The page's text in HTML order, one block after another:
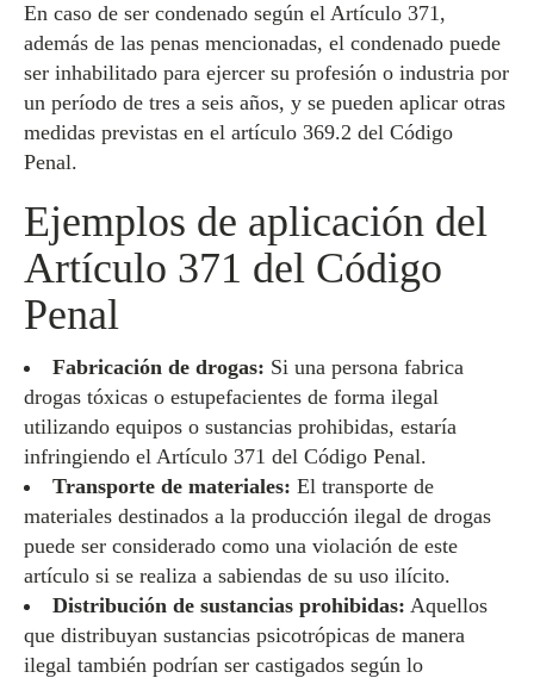
En caso de ser condenado según el Artículo 371,
además de las penas mencionadas, el condenado puede
ser inhabilitado para ejercer su profesión o industria por
un período de tres a seis años, y se pueden aplicar otras
medidas previstas en el artículo 369.2 del Código
Penal.
Ejemplos de aplicación del
Artículo 371 del Código
Penal
Fabricación de drogas: Si una persona fabrica
drogas tóxicas o estupefacientes de forma ilegal
utilizando equipos o sustancias prohibidas, estaría
infringiendo el Artículo 371 del Código Penal.
Transporte de materiales: El transporte de
materiales destinados a la producción ilegal de drogas
puede ser considerado como una violación de este
artículo si se realiza a sabiendas de su uso ilícito.
Distribución de sustancias prohibidas: Aquellos
que distribuyan sustancias psicotrópicas de manera
ilegal también podrían ser castigados según lo